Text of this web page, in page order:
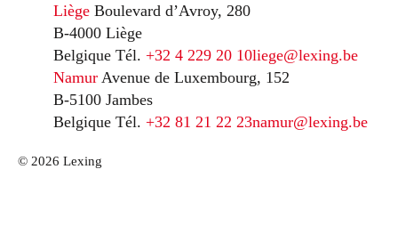
Liège Boulevard d’Avroy, 280
B-4000 Liège
Belgique Tél. +32 4 229 20 10liege@lexing.be
Namur Avenue de Luxembourg, 152
B-5100 Jambes
Belgique Tél. +32 81 21 22 23namur@lexing.be
© 2026 Lexing